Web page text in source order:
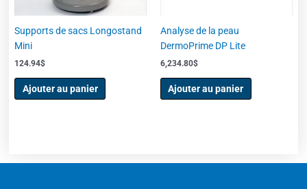
Supports de sacs Longostand
Mini
124.94$
Ajouter au panier
Analyse de la peau
DermoPrime DP Lite
6,234.80$
Ajouter au panier